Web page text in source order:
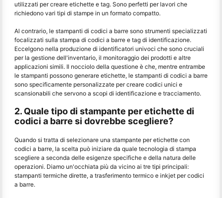
utilizzati per creare etichette e tag. Sono perfetti per lavori che
richiedono vari tipi di stampe in un formato compatto.
Al contrario, le stampanti di codici a barre sono strumenti specializzati
focalizzati sulla stampa di codici a barre e tag di identificazione.
Eccelgono nella produzione di identificatori univoci che sono cruciali
per la gestione dell'inventario, il monitoraggio dei prodotti e altre
applicazioni simili. Il nocciolo della questione è che, mentre entrambe
le stampanti possono generare etichette, le stampanti di codici a barre
sono specificamente personalizzate per creare codici unici e
scansionabili che servono a scopi di identificazione e tracciamento.
2. Quale tipo di stampante per etichette di
codici a barre si dovrebbe scegliere?
Quando si tratta di selezionare una stampante per etichette con
codici a barre, la scelta può iniziare da quale tecnologia di stampa
scegliere a seconda delle esigenze specifiche e della natura delle
operazioni. Diamo un'occhiata più da vicino ai tre tipi principali:
stampanti termiche dirette, a trasferimento termico e inkjet per codici
a barre.